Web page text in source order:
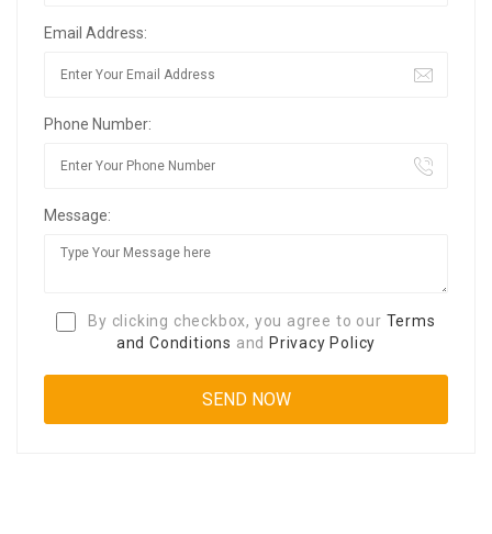
Email Address:
Phone Number:
Message:
By clicking checkbox, you agree to our Terms
and Conditions and Privacy Policy